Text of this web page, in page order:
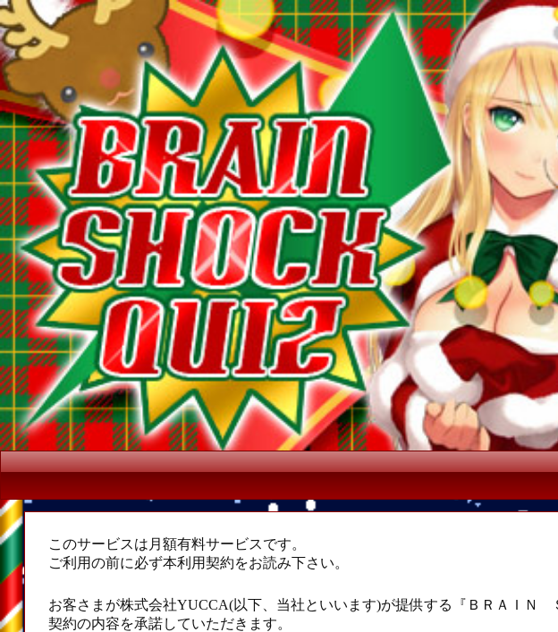
このサービスは月額有料サービスです。
ご利用の前に必ず本利用契約をお読み下さい。
お客さまが株式会社YUCCA(以下、当社といいます)が提供する『ＢＲＡＩ
契約の内容を承諾していただきます。